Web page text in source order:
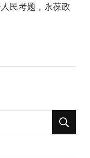
民考题，永葆政